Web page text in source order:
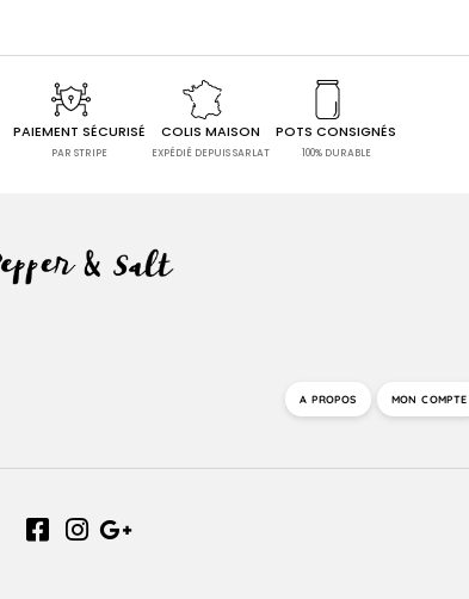
PAIEMENT SÉCURISÉ
PAR STRIPE
COLIS MAISON
EXPÉDIÉ DEPUIS SARLAT
POTS CONSIGNÉS
100% DURABLE
A PROPOS MON COMPTE